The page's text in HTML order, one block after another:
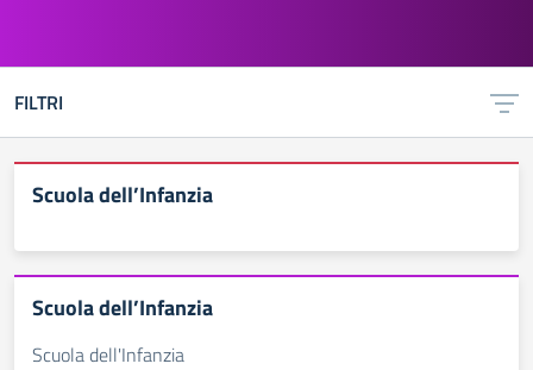
FILTRI
Scuola dell’Infanzia
Scuola dell’Infanzia
Scuola dell'Infanzia